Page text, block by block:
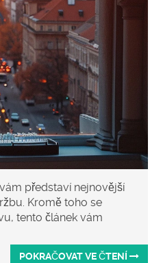
představí nejnovější
Kromě toho se
tento článek vám
POKRAČOVAT VE ČTENÍ